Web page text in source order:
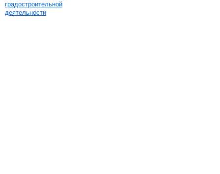
градостроительной
деятельности